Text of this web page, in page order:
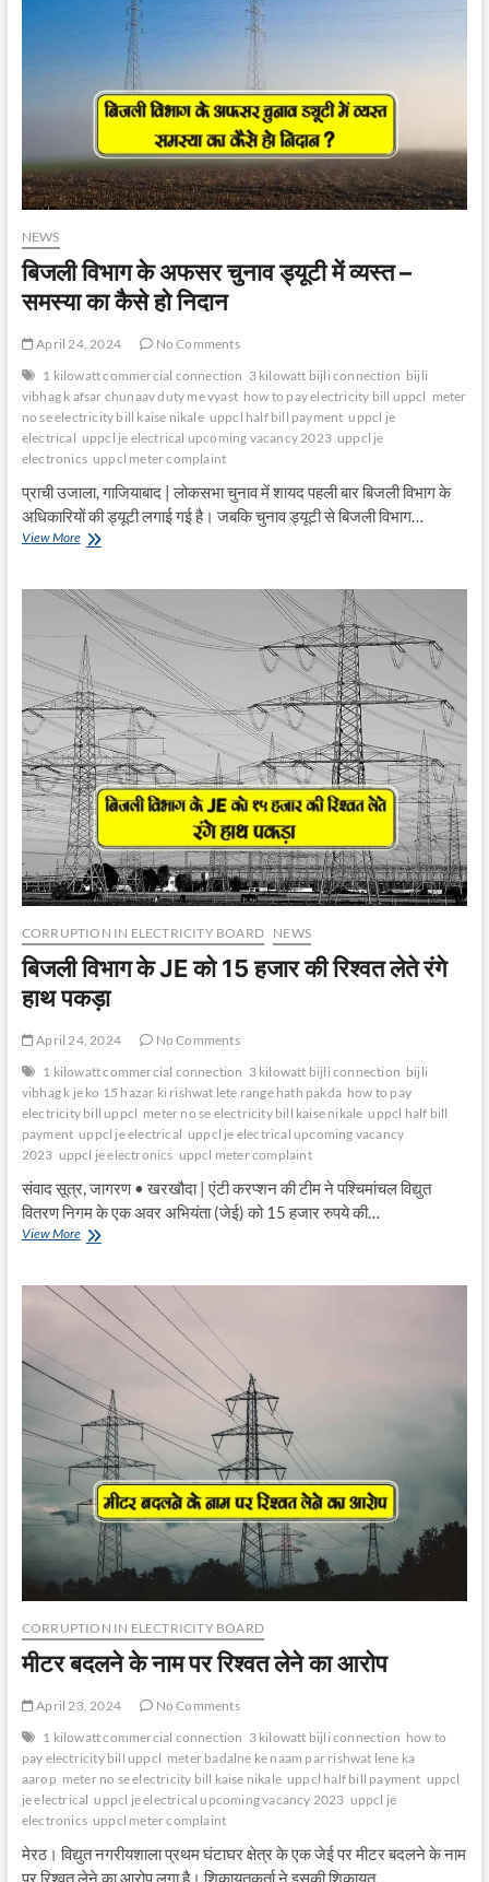
NEWS
बिजली विभाग के अफसर चुनाव ड्यूटी में व्यस्त –
समस्या का कैसे हो निदान
April 24, 2024
No Comments
1 kilowatt commercial connection 3 kilowatt bijli connection bijli
vibhag k afsar chunaav duty me vyast how to pay electricity bill uppcl meter
no se electricity bill kaise nikale uppcl half bill payment uppcl je
electrical uppcl je electrical upcoming vacancy 2023 uppcl je
electronics uppcl meter complaint
प्राची उजाला, गाजियाबाद | लोकसभा चुनाव में शायद पहली बार बिजली विभाग के
अधिकारियों की ड्यूटी लगाई गई है। जबकि चुनाव ड्यूटी से बिजली विभाग…
View Moreबिजली
अफसर
चुनाव
ड्यूटी
में
व्यस्त
–
समस्या
का
कैसे
हो
निदान
CORRUPTION IN ELECTRICITY BOARD NEWS
बिजली विभाग के JE को 15 हजार की रिश्वत लेते रंगे
हाथ पकड़ा
April 24, 2024
No Comments
1 kilowatt commercial connection 3 kilowatt bijli connection bijli
vibhag k je ko 15 hazar ki rishwat lete range hath pakda how to pay
electricity bill uppcl meter no se electricity bill kaise nikale uppcl half bill
payment uppcl je electrical uppcl je electrical upcoming vacancy
2023 uppcl je electronics uppcl meter complaint
संवाद सूत्र, जागरण • खरखौदा | एंटी करप्शन की टीम ने पश्चिमांचल विद्युत
वितरण निगम के एक अवर अभियंता (जेई) को 15 हजार रुपये की…
View Moreबिजली
JE
को
रिश्वत
लेते
रंगे
हाथ
पकड़ा
CORRUPTION IN ELECTRICITY BOARD
मीटर बदलने के नाम पर रिश्वत लेने का आरोप
April 23, 2024
No Comments
1 kilowatt commercial connection 3 kilowatt bijli connection how to
pay electricity bill uppcl meter badalne ke naam par rishwat lene ka
aarop meter no se electricity bill kaise nikale uppcl half bill payment uppcl
je electrical uppcl je electrical upcoming vacancy 2023 uppcl je
electronics uppcl meter complaint
मेरठ। विद्युत नगरीयशाला प्रथम घंटाघर क्षेत्र के एक जेई पर मीटर बदलने के नाम
पर रिश्वत लेने का आरोप लगा है। शिकायतकर्ता ने इसकी शिकायत…